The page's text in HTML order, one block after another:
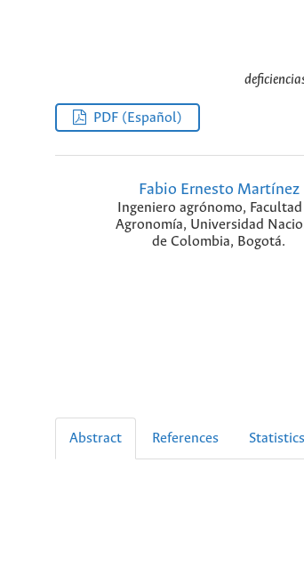
PDF (Español)
Fabio Ernesto Martínez
Ingeniero agrónomo,
Agronomía, Universidad
de Colombia, Bogotá.
Abstract References Statistics